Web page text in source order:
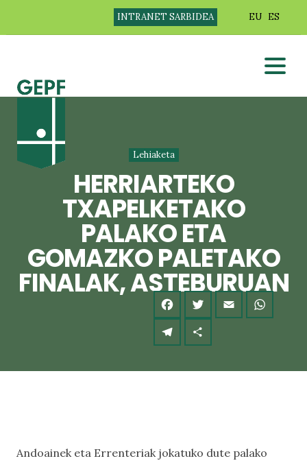
INTRANET SARBIDEA EU ES
Lehiaketa
HERRIARTEKO
TXAPELKETAKO
PALAKO ETA
GOMAZKO PALETAKO
FINALAK, ASTEBURUAN
Andoainek eta Errenteriak jokatuko dute palako